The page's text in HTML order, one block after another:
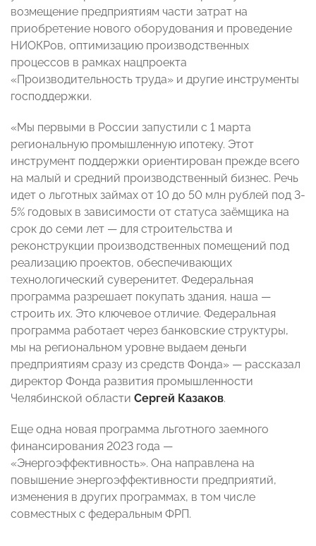
возмещение предприятиям части затрат на
приобретение нового оборудования и проведение
НИОКРов, оптимизацию производственных
процессов в рамках нацпроекта
«Производительность труда» и другие инструменты
господдержки.
«Мы первыми в России запустили с 1 марта
региональную промышленную ипотеку. Этот
инструмент поддержки ориентирован прежде всего
на малый и средний производственный бизнес. Речь
идет о льготных займах от 10 до 50 млн рублей под 3-
5% годовых в зависимости от статуса заёмщика на
срок до семи лет — для строительства и
реконструкции производственных помещений под
реализацию проектов, обеспечивающих
технологический суверенитет. Федеральная
программа разрешает покупать здания, наша —
строить их. Это ключевое отличие. Федеральная
программа работает через банковские структуры,
мы на региональном уровне выдаем деньги
предприятиям сразу из средств Фонда» — рассказал
директор Фонда развития промышленности
Челябинской области Сергей Казаков.
Еще одна новая программа льготного заемного
финансирования 2023 года —
«Энергоэффективность». Она направлена на
повышение энергоэффективности предприятий,
изменения в других программах, в том числе
совместных с федеральным ФРП.